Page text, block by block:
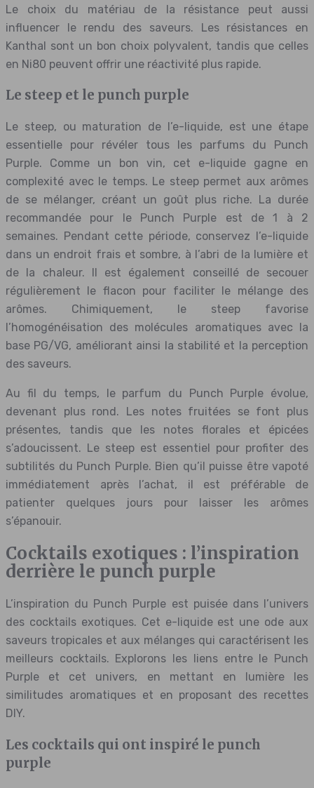
Le choix du matériau de la résistance peut aussi
influencer le rendu des saveurs. Les résistances en
Kanthal sont un bon choix polyvalent, tandis que celles
en Ni80 peuvent offrir une réactivité plus rapide.
Le steep et le punch purple
Le steep, ou maturation de l’e-liquide, est une étape
essentielle pour révéler tous les parfums du Punch
Purple. Comme un bon vin, cet e-liquide gagne en
complexité avec le temps. Le steep permet aux arômes
de se mélanger, créant un goût plus riche. La durée
recommandée pour le Punch Purple est de 1 à 2
semaines. Pendant cette période, conservez l’e-liquide
dans un endroit frais et sombre, à l’abri de la lumière et
de la chaleur. Il est également conseillé de secouer
régulièrement le flacon pour faciliter le mélange des
arômes. Chimiquement, le steep favorise
l’homogénéisation des molécules aromatiques avec la
base PG/VG, améliorant ainsi la stabilité et la perception
des saveurs.
Au fil du temps, le parfum du Punch Purple évolue,
devenant plus rond. Les notes fruitées se font plus
présentes, tandis que les notes florales et épicées
s’adoucissent. Le steep est essentiel pour profiter des
subtilités du Punch Purple. Bien qu’il puisse être vapoté
immédiatement après l’achat, il est préférable de
patienter quelques jours pour laisser les arômes
s’épanouir.
Cocktails exotiques : l’inspiration
derrière le punch purple
L’inspiration du Punch Purple est puisée dans l’univers
des cocktails exotiques. Cet e-liquide est une ode aux
saveurs tropicales et aux mélanges qui caractérisent les
meilleurs cocktails. Explorons les liens entre le Punch
Purple et cet univers, en mettant en lumière les
similitudes aromatiques et en proposant des recettes
DIY.
Les cocktails qui ont inspiré le punch
purple